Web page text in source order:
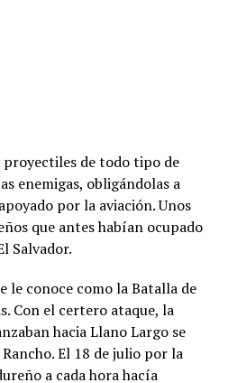
de todo tipo de
enemigas, obligándolas a
por la aviación. Unos
que antes habían ocupado
Salvador.
le conoce como la Batalla de
Con el certero ataque, la
hacia Llano Largo se
El 18 de julio por la
a cada hora hacía